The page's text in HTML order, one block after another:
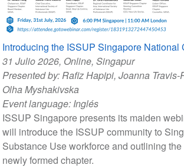
Introducing the ISSUP Singapore National
31 Julio 2026, Online, Singapur
Presented by:Rafiz Hapipi, Joanna Travis-
Olha Myshakivska
Event language: Inglés
ISSUP Singapore presents its maiden
will introduce the ISSUP community to
Substance Use workforce and outlining
newly formed chapter.